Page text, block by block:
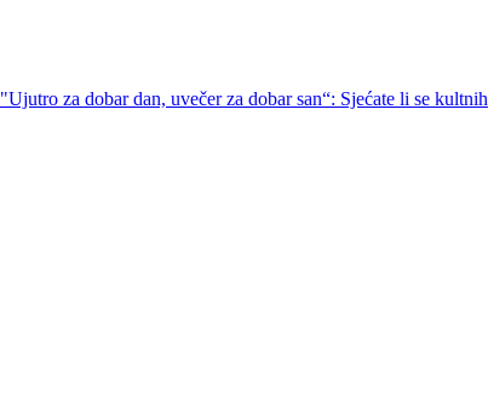
"Ujutro za dobar dan, uvečer za dobar san“: Sjećate li se kultnih